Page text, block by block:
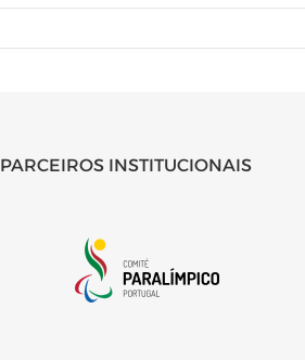
PARCEIROS INSTITUCIONAIS